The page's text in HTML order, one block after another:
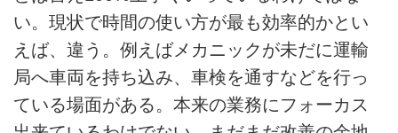
い。現状で時間の使い方が最も効率的かとい
えば、違う。例えばメカニックが未だに運輸
局へ車両を持ち込み、車検を通すなどを行っ
ている場面がある。本来の業務にフォーカス